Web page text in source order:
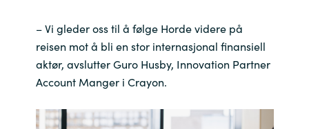
– Vi gleder oss til å følge Horde videre på
reisen mot å bli en stor internasjonal finansiell
aktør, avslutter Guro Husby, Innovation Partner
Account Manger i Crayon.